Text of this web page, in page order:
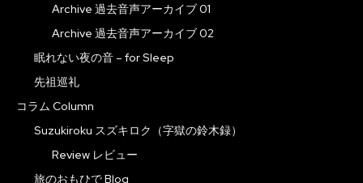
Archive 過去音声アーカイブ 01
Archive 過去音声アーカイブ 02
眠れない夜の音 – for Sleep
先祖巡礼
コラム Column
Suzukiroku スズキロク（字獄の鈴木録）
Review レビュー
旅のおもひで Blog